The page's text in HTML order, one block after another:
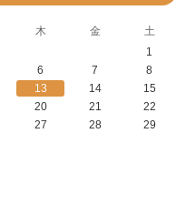
木 金
土
1
6 7
8
13 14
15
20 21
22
27 28
29